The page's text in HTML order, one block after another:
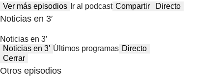
Ver más episodios Ir al podcast Compartir Directo
Noticias en 3′
Noticias en 3′
Noticias en 3′ Últimos programas Directo
Cerrar
Otros episodios